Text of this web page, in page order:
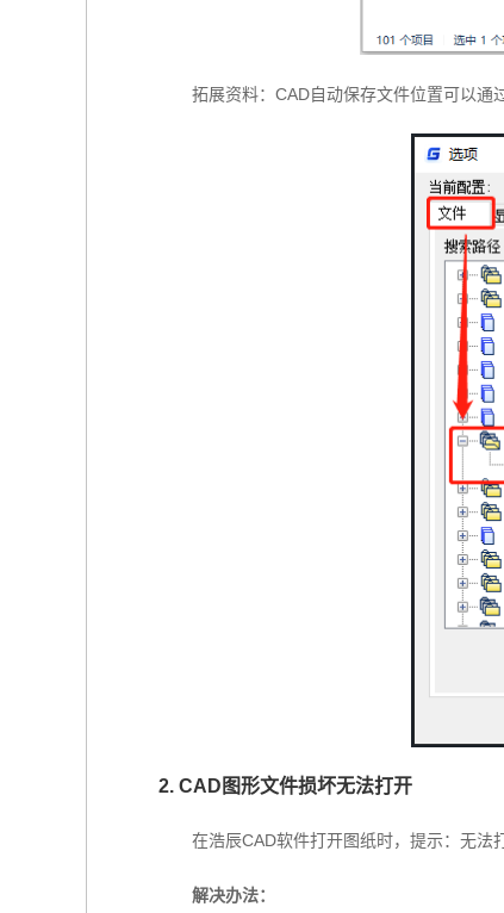
拓展资料：CAD自动保存文件位置可以通
2. CAD图形文件损坏无法打开
在浩辰CAD软件打开图纸时，提示：无法
解决办法：